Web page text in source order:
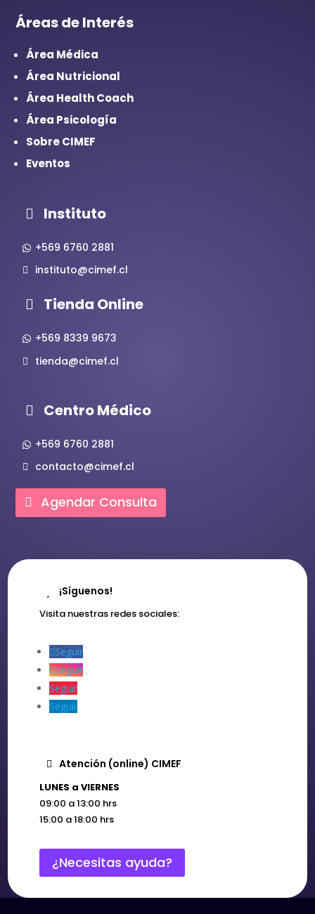
Áreas de Interés
Área Médica
Área Nutricional
Área Health Coach
Área Psicología
Sobre CIMEF
Eventos
Instituto
+569 6760 2881
instituto@cimef.cl
Tienda Online
+569 8339 9673
tienda@cimef.cl
Centro Médico
+569 6760 2881
contacto@cimef.cl
Agendar Consulta
¡Síguenos!
Visita nuestras redes sociales:
Seguir
Seguir
Seguir
Seguir
Atención (online) CIMEF
LUNES a VIERNES
09:00 a 13:00 hrs
15:00 a 18:00 hrs
¿Necesitas ayuda?